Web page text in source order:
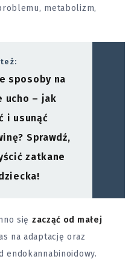
metabolizm,
sposoby na
ucho – jak
i usunąć
Sprawdź,
zatkane
się zacząć od małej
na adaptację oraz
endokannabinoidowy.